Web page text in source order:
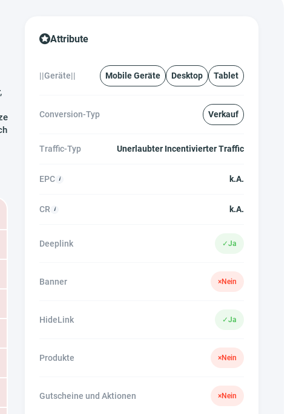
Attribute
||Geräte|| Mobile Geräte Desktop Tablet
Conversion-Typ Verkauf
Traffic-Typ Unerlaubter Incentivierter Traffic
EPC k.A.
CR k.A.
Deeplink ✓Ja
Banner ×Nein
HideLink ✓Ja
Produkte ×Nein
Gutscheine und Aktionen ×Nein